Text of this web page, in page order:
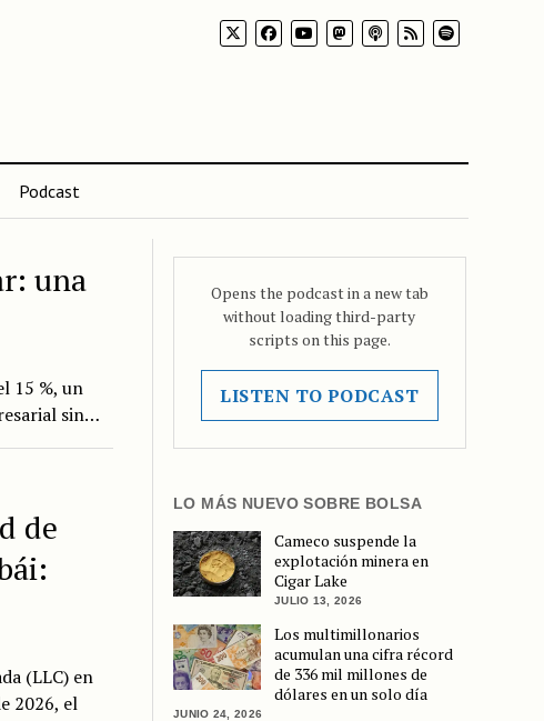
Podcast
una
15 %, un
sin…
de
(LLC) en
2026, el
Opens the podcast in a new tab
without loading third-party
scripts on this page.
LISTEN TO PODCAST
LO MÁS NUEVO SOBRE BOLSA
Cameco suspende la
explotación minera en
Cigar Lake
JULIO 13, 2026
Los multimillonarios
acumulan una cifra récord
de 336 mil millones de
dólares en un solo día
JUNIO 24, 2026